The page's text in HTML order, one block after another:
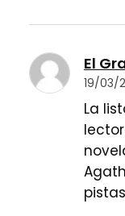
El
19/03/
La